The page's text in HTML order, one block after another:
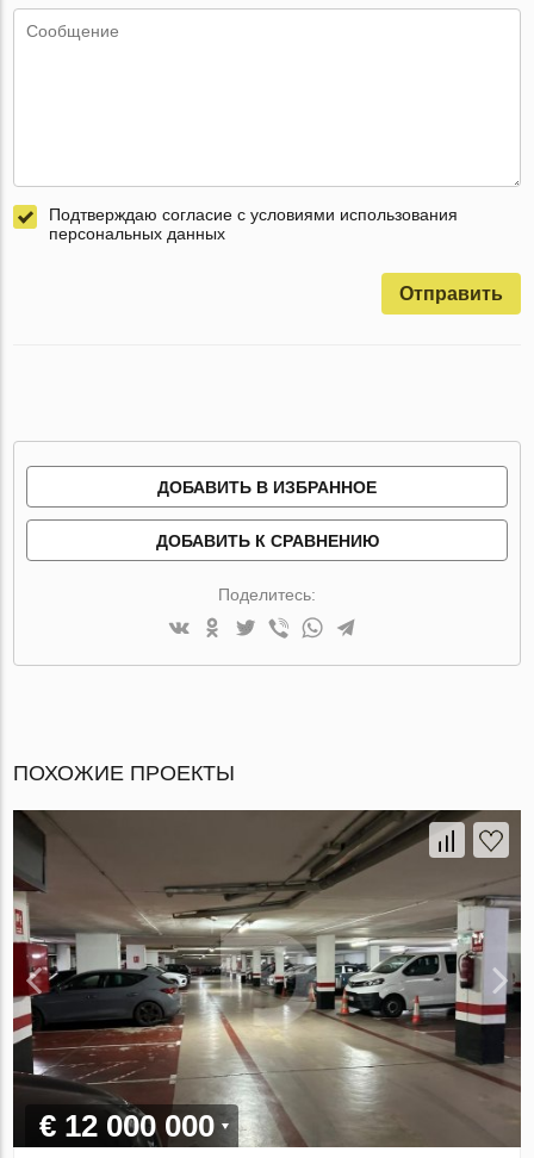
Подтверждаю согласие с условиями использования
персональных данных
Отправить
ДОБАВИТЬ В ИЗБРАННОЕ
ДОБАВИТЬ К СРАВНЕНИЮ
Поделитесь:
ПОХОЖИЕ ПРОЕКТЫ
€ 12 000 000